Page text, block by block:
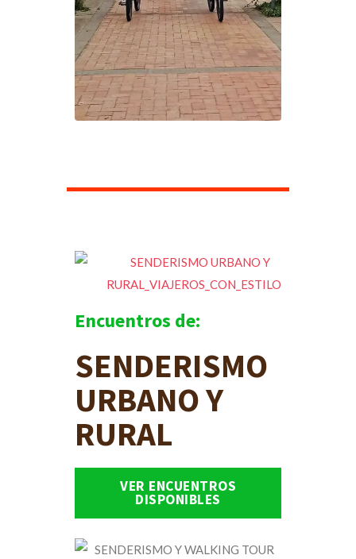
Encuentros de:
SENDERISMO
URBANO Y
RURAL
VER ENCUENTROS
DISPONIBLES